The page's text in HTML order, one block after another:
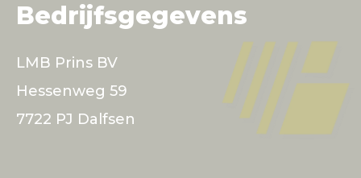
Bedrijfsgegevens
LMB Prins BV
Hessenweg 59
7722 PJ Dalfsen